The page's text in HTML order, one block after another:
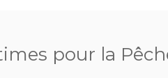
pour la